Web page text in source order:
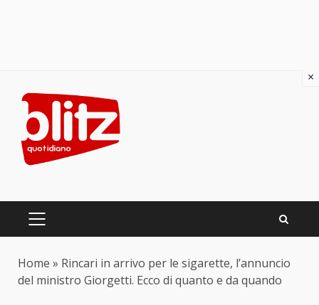
content
PRIMARY
Home » Rincari in arrivo per le sigarette, l’annuncio
del ministro Giorgetti. Ecco di quanto e da quando
×